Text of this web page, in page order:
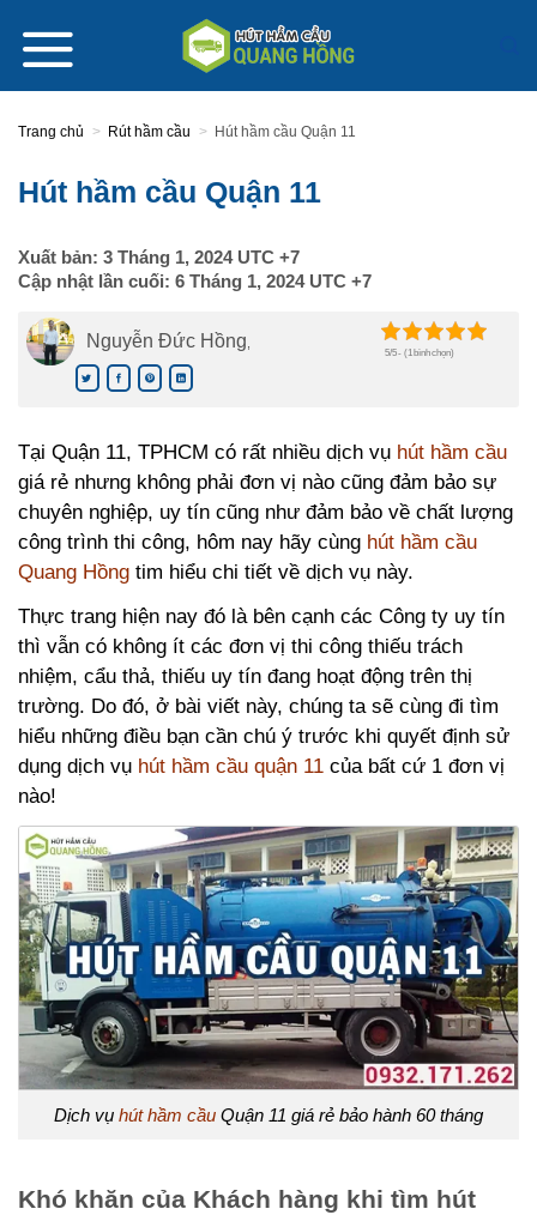
content
Trang chủ > Rút hầm cầu > Hút hầm cầu Quận 11
Hút hầm cầu Quận 11
Xuất bản: 3 Tháng 1, 2024UTC +7
Cập nhật lần cuối: 6 Tháng 1, 2024UTC +7
Nguyễn Đức Hồng
5/5 - (1 bình chọn)
Tại Quận 11, TPHCM có rất nhiều dịch vụ hút hầm cầu
giá rẻ nhưng không phải đơn vị nào cũng đảm bảo sự
chuyên nghiệp, uy tín cũng như đảm bảo về chất lượng
công trình thi công, hôm nay hãy cùng hút hầm cầu
Quang Hồng tim hiểu chi tiết về dịch vụ này.
Thực trang hiện nay đó là bên cạnh các Công ty uy tín
thì vẫn có không ít các đơn vị thi công thiếu trách
nhiệm, cẩu thả, thiếu uy tín đang hoạt động trên thị
trường. Do đó, ở bài viết này, chúng ta sẽ cùng đi tìm
hiểu những điều bạn cần chú ý trước khi quyết định sử
dụng dịch vụ hút hầm cầu quận 11 của bất cứ 1 đơn vị
nào!
Dịch vụ hút hầm cầu Quận 11 giá rẻ bảo hành 60 tháng
Khó khăn của Khách hàng khi tìm hút